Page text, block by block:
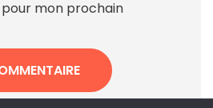
mon prochain